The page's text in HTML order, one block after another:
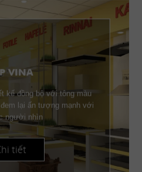
VINA
kế đồng bộ với tông màu
lại ấn tượng mạnh với
người nhìn
tiết